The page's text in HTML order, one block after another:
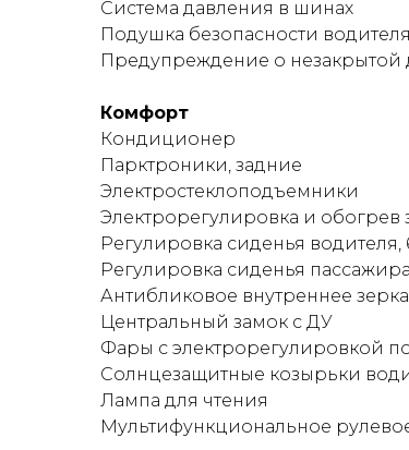
Система давления в шинах
Подушка безопасности водителя
Предупреждение о незакрытой
Комфорт
Кондиционер
Парктроники, задние
Электростеклоподъемники
Электрорегулировка и обогрев
Регулировка сиденья
Регулировка сиденья
Антибликовое внутреннее
Центральный замок с ДУ
Фары с электрорегулировкой
Солнцезащитные козырьки
Лампа для чтения
Мультифункциональное